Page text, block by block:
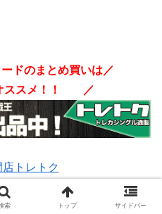
ドのまとめ買いは／
ススメ！！ ／
店トレトク
索 トップ サイドバー